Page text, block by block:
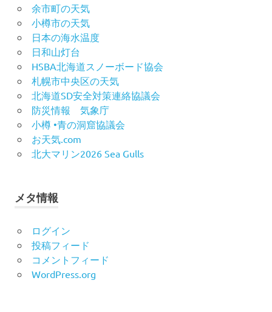
余市町の天気
小樽市の天気
日本の海水温度
日和山灯台
HSBA北海道スノーボード協会
札幌市中央区の天気
北海道SD安全対策連絡協議会
防災情報 気象庁
小樽 •青の洞窟協議会
お天気.com
北大マリン2026 Sea Gulls
メタ情報
ログイン
投稿フィード
コメントフィード
WordPress.org